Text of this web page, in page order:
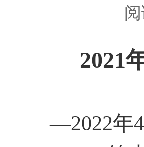
2021
—2022年4